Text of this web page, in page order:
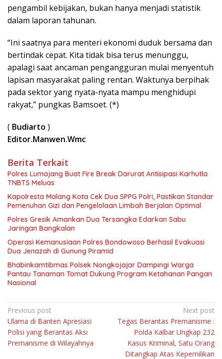
pengambil kebijakan, bukan hanya menjadi statistik
dalam laporan tahunan.
“Ini saatnya para menteri ekonomi duduk bersama dan
bertindak cepat. Kita tidak bisa terus menunggu,
apalagi saat ancaman pengangguran mulai menyentuh
lapisan masyarakat paling rentan. Waktunya berpihak
pada sektor yang nyata-nyata mampu menghidupi
rakyat,” pungkas Bamsoet. (*)
( Budiarto )
Editor.Manwen.Wmc
Berita Terkait
Polres Lumajang Buat Fire Break Darurat Antisipasi Karhutla
TNBTS Meluas
Kapolresta Malang Kota Cek Dua SPPG Polri, Pastikan Standar
Pemenuhan Gizi dan Pengelolaan Limbah Berjalan Optimal
Polres Gresik Amankan Dua Tersangka Edarkan Sabu
Jaringan Bangkalan
Operasi Kemanusiaan Polres Bondowoso Berhasil Evakuasi
Dua Jenazah di Gunung Piramid
Bhabinkamtibmas Polsek Nongkojajar Dampingi Warga
Pantau Tanaman Tomat Dukung Program Ketahanan Pangan
Nasional
Navigasi
pos
Previous post
Ulama di Banten Apresiasi
Polisi yang Berantas Aksi
Premanisme di Wilayahnya
Next post
Tegas Berantas Premanisme :
Polda Kalbar Ungkap 232
Kasus Kriminal, Satu Orang
Ditangkap Atas Kepemilikan